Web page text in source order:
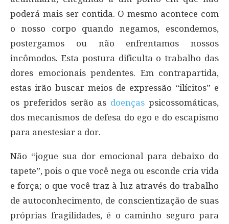
poderá mais ser contida. O mesmo acontece com
o nosso corpo quando negamos, escondemos,
postergamos ou não enfrentamos nossos
incômodos. Esta postura dificulta o trabalho das
dores emocionais pendentes. Em contrapartida,
estas irão buscar meios de expressão “ilícitos” e
os preferidos serão as doenças psicossomáticas,
dos mecanismos de defesa do ego e do escapismo
para anestesiar a dor.
Não “jogue sua dor emocional para debaixo do
tapete”, pois o que você nega ou esconde cria vida
e força; o que você traz à luz através do trabalho
de autoconhecimento, de conscientização de suas
próprias fragilidades, é o caminho seguro para